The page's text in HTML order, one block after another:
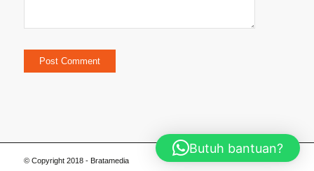
© Copyright 2018 - Bratamedia
Butuh bantuan?